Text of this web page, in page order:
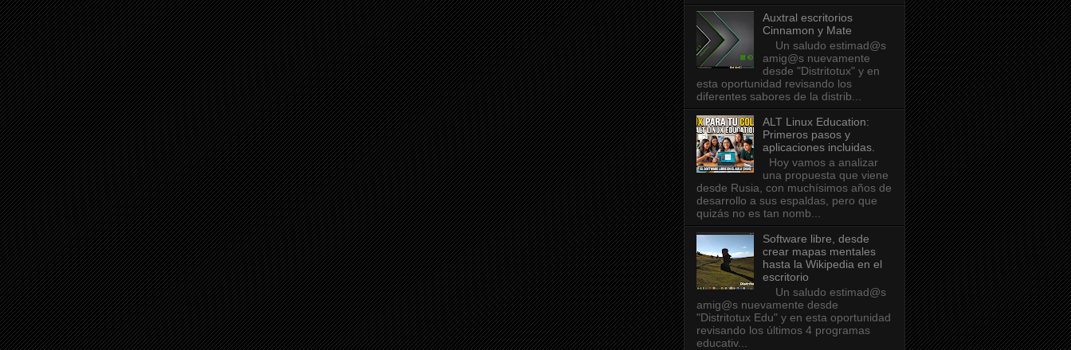
Auxtral escritorios
Cinnamon y Mate
Un saludo estimad@s
amig@s nuevamente
desde "Distritotux" y en
esta oportunidad revisando los
diferentes sabores de la distrib...
ALT Linux Education:
Primeros pasos y
aplicaciones incluidas.
Hoy vamos a analizar
una propuesta que viene
desde Rusia, con muchísimos años de
desarrollo a sus espaldas, pero que
quizás no es tan nomb...
Software libre, desde
crear mapas mentales
hasta la Wikipedia en el
escritorio
Un saludo estimad@s
amig@s nuevamente desde
"Distritotux Edu" y en esta oportunidad
revisando los últimos 4 programas
educativ...